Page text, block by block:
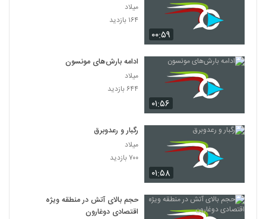
۰۰:۵۹
میلاد
۱۶۴ بازدید
۰۱:۵۶
ادامه بارش‌های مونسون
میلاد
۶۴۴ بازدید
۰۱:۵۸
رگبار و رعدوبرق
میلاد
۷۰۰ بازدید
حجم بالای آتش در منطقه ویژه
اقتصادی دوغارون